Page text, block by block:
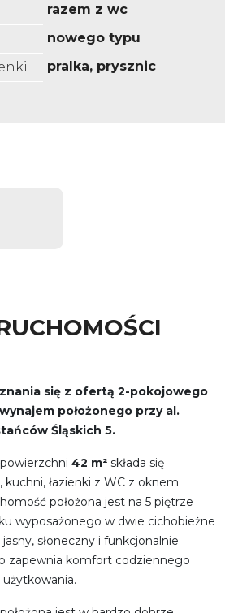
razem z wc
nowego typu
pralka, prysznic
się z ofertą 2-pokojowego
położonego przy al.
Śląskich 5.
42 m² składa się
kuchni, łazienki z WC z oknem
położona jest na 5 piętrze
wyposażonego w dwie cichobieżne
słoneczny i funkcjonalnie
zapewnia komfort codziennego
użytkowania.